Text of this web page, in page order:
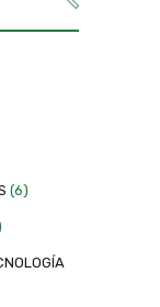
(6)